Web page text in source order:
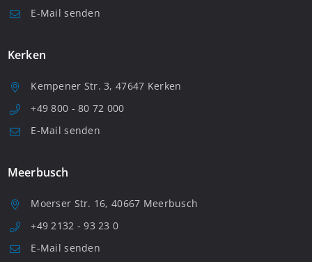
E-Mail senden
Kerken
Kempener Str. 3, 47647 Kerken
+49 800 - 80 72 000
E-Mail senden
Meerbusch
Moerser Str. 16, 40667 Meerbusch
+49 2132 - 93 23 0
E-Mail senden